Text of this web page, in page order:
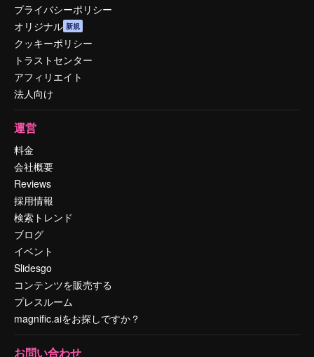
プライバシーポリシー
オリジナル 新規
クッキーポリシー
トラストセンター
アフィリエイト
法人向け
運営
料金
会社概要
Reviews
採用情報
検索トレンド
ブログ
イベント
Slidesgo
コンテンツを販売する
プレスルーム
magnific.aiをお探しですか？
お問い合わせ